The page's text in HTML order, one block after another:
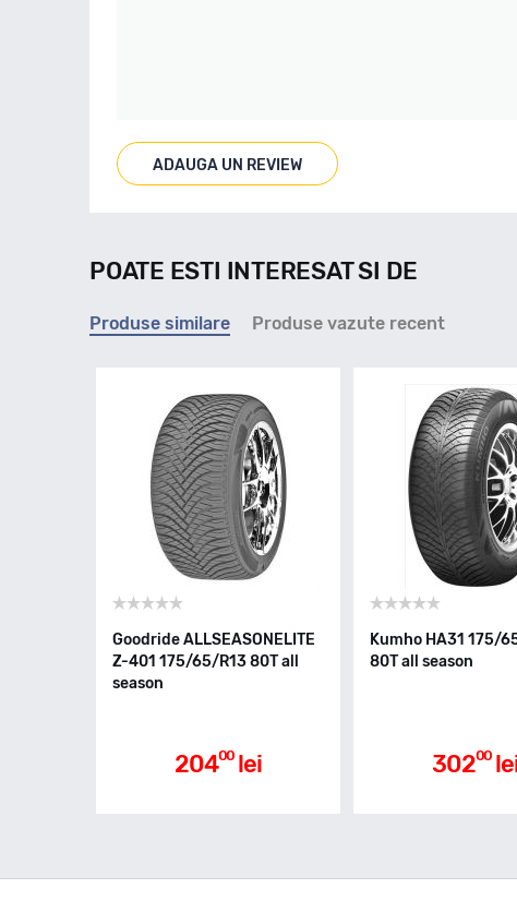
ADAUGA UN REVIEW
POATE ESTI INTERESAT SI DE
Produse similare Produse vazute recent
Goodride ALLSEASONELITE
Z-401 175/65/R13 80T all
season
20400 lei
Kumho HA31 175/
80T all season
30200